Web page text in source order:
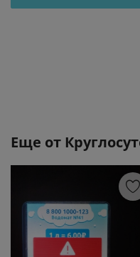
Еще от